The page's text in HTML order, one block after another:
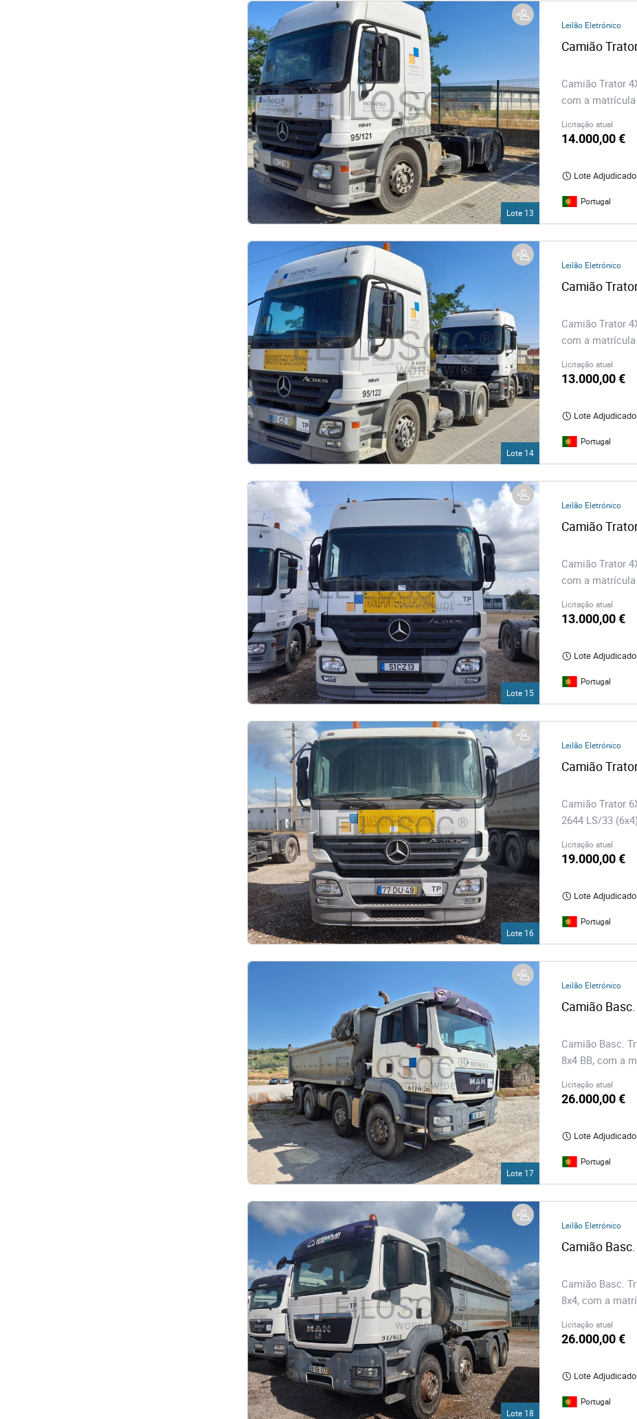
Lote 13
Leilão Eletrónico
Camião Trator
com a matrícula
Licitação atual
14.000,00 €
Lote Adjudicado
Portugal
Lote 14
Leilão Eletrónico
Camião Trator
com a matrícula
Licitação atual
13.000,00 €
Lote Adjudicado
Portugal
Lote 15
Leilão Eletrónico
Camião
Camião Trator
com a matrícula
Licitação atual
13.000,00 €
Lote Adjudicado
Portugal
Lote 16
Leilão Eletrónico
Camião
Camião Trator
2644 LS/33
Licitação atual
19.000,00 €
Lote Adjudicado
Portugal
Lote 17
Leilão Eletrónico
Camião Basc.
8x4 BB, com a
Licitação atual
26.000,00 €
Lote Adjudicado
Portugal
Lote 18
Leilão Eletrónico
Camião Basc.
8x4, com a
Licitação atual
26.000,00 €
Lote Adjudicado
Portugal